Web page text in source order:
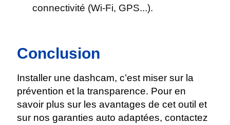
connectivité (Wi-Fi, GPS...).
Conclusion
Installer une dashcam, c’est miser sur la
prévention et la transparence. Pour en
savoir plus sur les avantages de cet outil et
sur nos garanties auto adaptées, contactez